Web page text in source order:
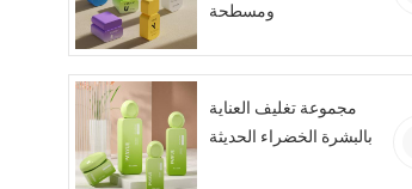
ومسطحة
مجموعة تغليف العناية
بالبشرة الخضراء الحديثة